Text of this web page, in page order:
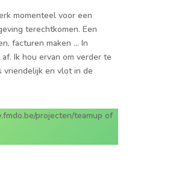
momenteel voor een
terecht­komen. Een
facturen maken … In
Ik hou ervan om verder te
vriendelijk en vlot in de
pro­jecten/teamup of